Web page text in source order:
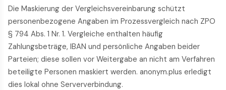
Die Maskierung der Vergleichsvereinbarung schützt
personenbezogene Angaben im Prozessvergleich nach ZPO
§ 794 Abs. 1 Nr. 1. Vergleiche enthalten häufig
Zahlungsbeträge, IBAN und persönliche Angaben beider
Parteien; diese sollen vor Weitergabe an nicht am Verfahren
beteiligte Personen maskiert werden. anonym.plus erledigt
dies lokal ohne Serververbindung.